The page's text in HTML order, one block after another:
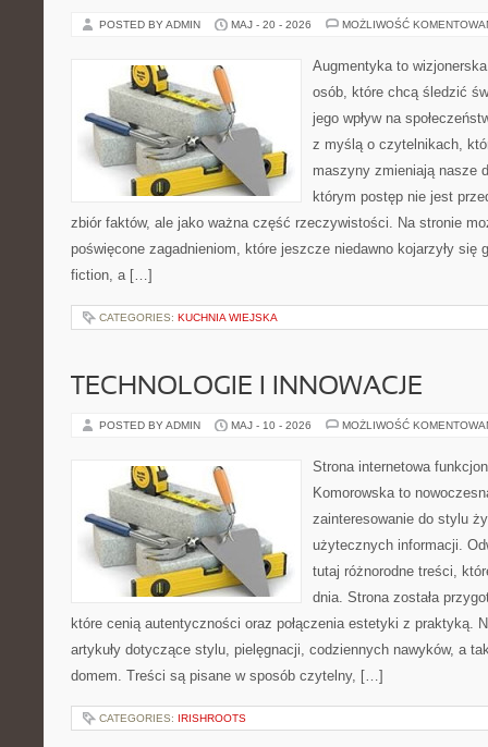
POSTED BY ADMIN MAJ - 20 - 2026 MOŻLIWOŚĆ
Augmentyka to
osób, które chcą śledzić
jego wpływ na
z myślą o czytelnikach,
maszyny zmieniają nasze
którym postęp nie jest
zbiór faktów, ale jako ważna część rzeczywistości. Na stronie
poświęcone zagadnieniom, które jeszcze niedawno kojarzyły się
fiction, a […]
CATEGORIES: KUCHNIA WIEJSKA
TECHNOLOGIE I INNOWACJE
POSTED BY ADMIN MAJ - 10 - 2026 MOŻLIWOŚĆ
Strona internetowa
Komorowska to
zainteresowanie do stylu
użytecznych informacji.
tutaj różnorodne treści,
dnia. Strona została
które cenią autentyczności oraz połączenia estetyki z praktyką.
artykuły dotyczące stylu, pielęgnacji, codziennych nawyków, a
domem. Treści są pisane w sposób czytelny, […]
CATEGORIES: IRISHROOTS